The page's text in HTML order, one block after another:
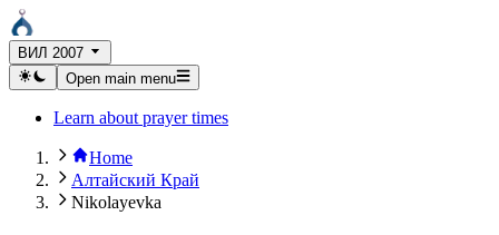
ВИЛ 2007
Open main menu
Learn about prayer times
Home
Алтайский Край
Nikolayevka